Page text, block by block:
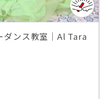
ダンス教室｜Al Tara